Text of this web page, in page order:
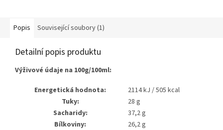
Popis Související soubory (1)
Detailní popis produktu
Výživové údaje na 100g/100ml:
Energetická hodnota:
2114 kJ / 505 kcal
Tuky:
28 g
Sacharidy:
37,2 g
Bílkoviny:
26,2 g